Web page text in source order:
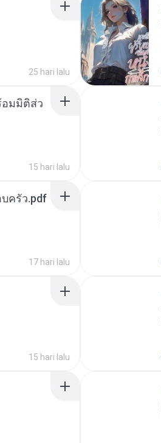
25 hari lalu
อมมิติส่ว
15 hari lalu
ครัว.pdf
17 hari lalu
15 hari lalu